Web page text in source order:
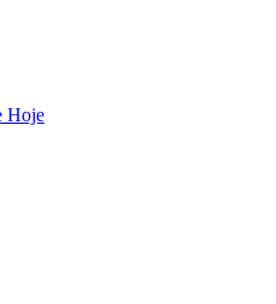
Hoje